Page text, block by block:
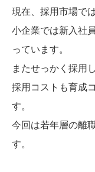
現在、採用市場で
小企業では新入社
っています。
またせっかく採用
採用コストも育成
す。
今回は若年層の離
す。